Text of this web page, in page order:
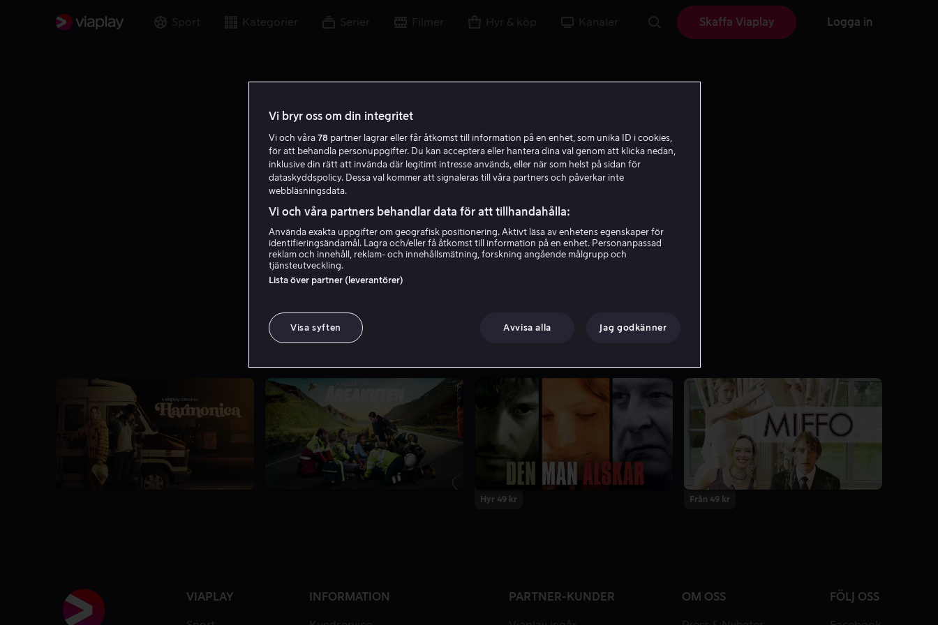
Sport Kategorier Serier Filmer Hyr & köp Kanaler Skaffa Viaplay Logga in
I A
Isa Aouifia
Hyr 49 kr
Från 49 kr
VIAPLAY INFORMATION PARTNER-KUNDER OM OSS FÖLJ OSS
Vi bryr oss om din integritet
Vi och våra 78 partner lagrar eller får åtkomst till information på en enhet, som unika ID i cookies,
för att behandla personuppgifter. Du kan acceptera eller hantera dina val genom att klicka nedan,
inklusive din rätt att invända där legitimt intresse används, eller när som helst på sidan för
dataskyddspolicy. Dessa val kommer att signaleras till våra partners och påverkar inte
webbläsningsdata.
Vi och våra partners behandlar data för att tillhandahålla:
Använda exakta uppgifter om geografisk positionering. Aktivt läsa av enhetens egenskaper för
identifieringsändamål. Lagra och/eller få åtkomst till information på en enhet. Personanpassad
reklam och innehåll, reklam- och innehållsmätning, forskning angående målgrupp och
tjänsteutveckling.
Lista över partner (leverantörer)
Visa syften Avvisa alla Jag godkänner